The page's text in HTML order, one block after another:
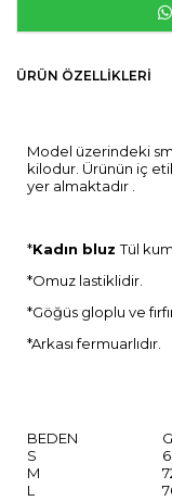
ÜRÜN ÖZELLIKLERI
Model üzerindeki
kilodur. Ürünün iç
yer almaktadır .
*Kadın bluzTül
*Omuz lastiklidir.
*Göğüs gloplu ve
*Arkası fermuarlıdır.
BEDEN
S
M
L